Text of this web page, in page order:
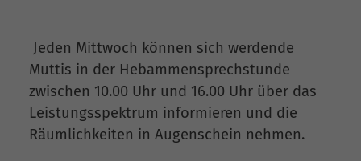
Jeden Mittwoch können sich werdende
Muttis in der Hebammensprechstunde
zwischen 10.00 Uhr und 16.00 Uhr über das
Leistungsspektrum informieren und die
Räumlichkeiten in Augenschein nehmen.